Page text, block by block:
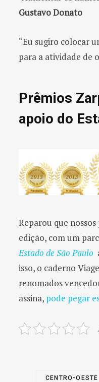
Gustavo Donato
“Eu sugiro colocar
para a atividade de
Prêmios
apoio do
Reparou que
edição, com um
Estado de São Paulo
isso, o caderno
renomados
assina, pode pegar
CENTRO-OESTE